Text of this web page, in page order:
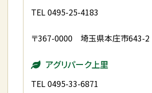
TEL 0495-25-4183
〒367-0000 埼玉県本庄市643-2
アグリパーク上里
TEL 0495-33-6871